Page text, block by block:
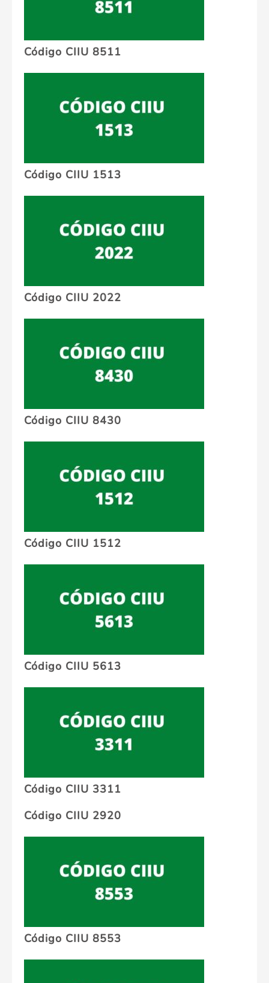
Código CIIU 8511
Código CIIU 1513
Código CIIU 2022
Código CIIU 8430
Código CIIU 1512
Código CIIU 5613
Código CIIU 3311
Código CIIU 2920
Código CIIU 8553